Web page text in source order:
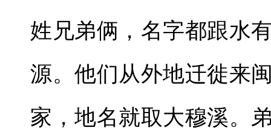
姓兄弟俩，名字都跟水
源。他们从外地迁徙来
家，地名就取大穆溪。